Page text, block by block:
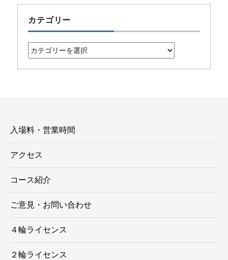
カテゴリー
カ
テ
ゴ
入場料・営業時間
アクセス
コース紹介
ご意見・お問い合わせ
４輪ライセンス
２輪ライセンス